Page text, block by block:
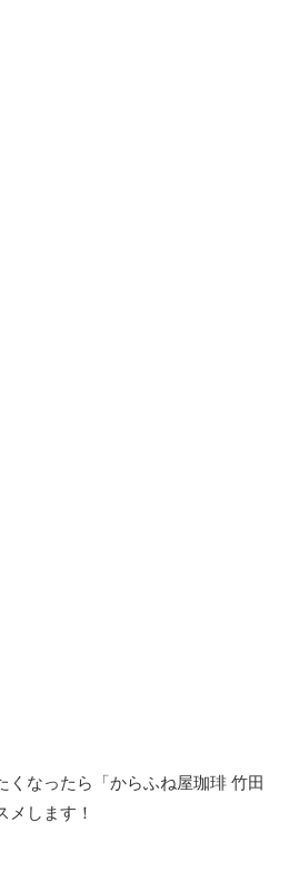
くなったら「からふね屋珈琲 竹田
メします！